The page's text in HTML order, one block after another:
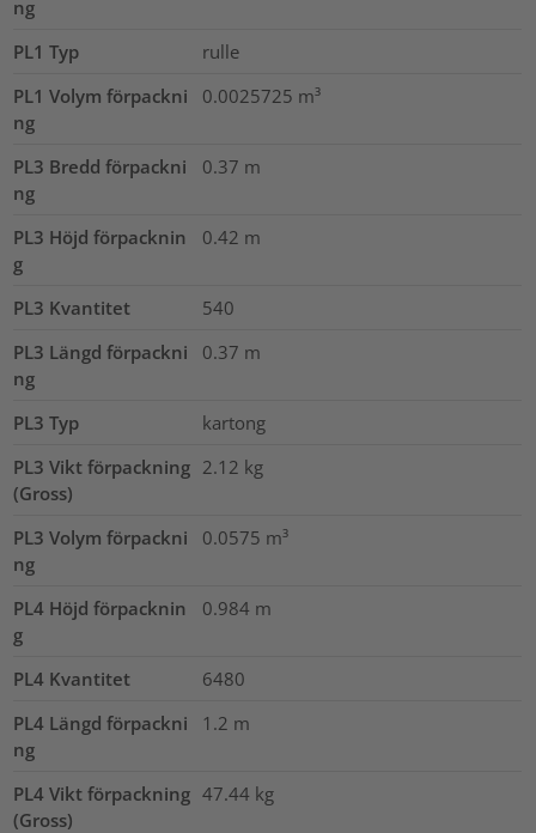
ng
PL1 Typ
rulle
PL1 Volym förpackni
ng
0.0025725 m³
PL3 Bredd förpackni
ng
0.37 m
PL3 Höjd förpacknin
g
0.42 m
PL3 Kvantitet
540
PL3 Längd förpackni
ng
0.37 m
PL3 Typ
kartong
PL3 Vikt förpackning
(Gross)
2.12 kg
PL3 Volym förpackni
ng
0.0575 m³
PL4 Höjd förpacknin
g
0.984 m
PL4 Kvantitet
6480
PL4 Längd förpackni
ng
1.2 m
PL4 Vikt förpackning
(Gross)
47.44 kg